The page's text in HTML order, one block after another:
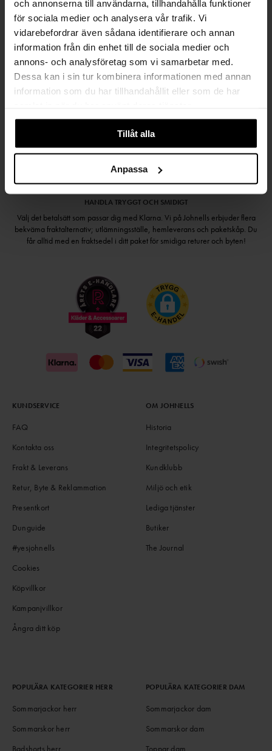
och annonserna till användarna, tillhandahålla funktioner
för sociala medier och analysera vår trafik. Vi
vidarebefordrar även sådana identifierare och annan
information från din enhet till de sociala medier och
annons- och analysföretag som vi samarbetar med.
Dessa kan i sin tur kombinera informationen med annan
information som du har tillhandahållit eller som de har
Tillåt alla
Anpassa
SAMLA BONUS I KUNDKLUBBEN
Håll dig uppdaterad
PRENUMERERA PÅ VÅRT NYHETSBREV
Kvinna Man
PRENUMERERA
HANDLA TRYGGT OCH SMIDIGT
Välj det betalsätt som passar dig med Klarna. Vi på Johnells erbjuder flera
bekväma fraktalternativ; utlämningsställe, hemleverans och paketskåp. Du
får alltid med en fraktsedel i ditt paket för smidiga returer och byten!
KUNDSERVICE
FAQ
Kontakta oss
Frakt & Leverans
Retur, Byte & Reklammation
Presentkort
Dunguide
#yesjohnells
Cookies
Köpvillkor
Kampanjvillkor
Ångra ditt köp
OM JOHNELLS
Historia
Integritetspolicy
Kundklubb
Miljö och etik
Lediga tjänster
Butiker
The Journal
POPULÄRA KATEGORIER HERR
Sommarjackor herr
Sommarskor herr
Badshorts herr
POPULÄRA KATEGORIER DAM
Sommarjackor dam
Sommarskor dam
Toppar dam